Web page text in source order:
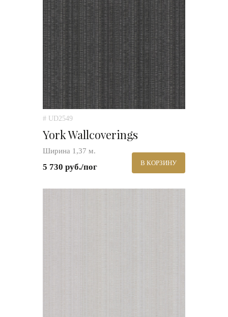
# UD2549
York Wallcoverings
Ширина 1,37 м.
5 730 руб./пог В КОРЗИНУ